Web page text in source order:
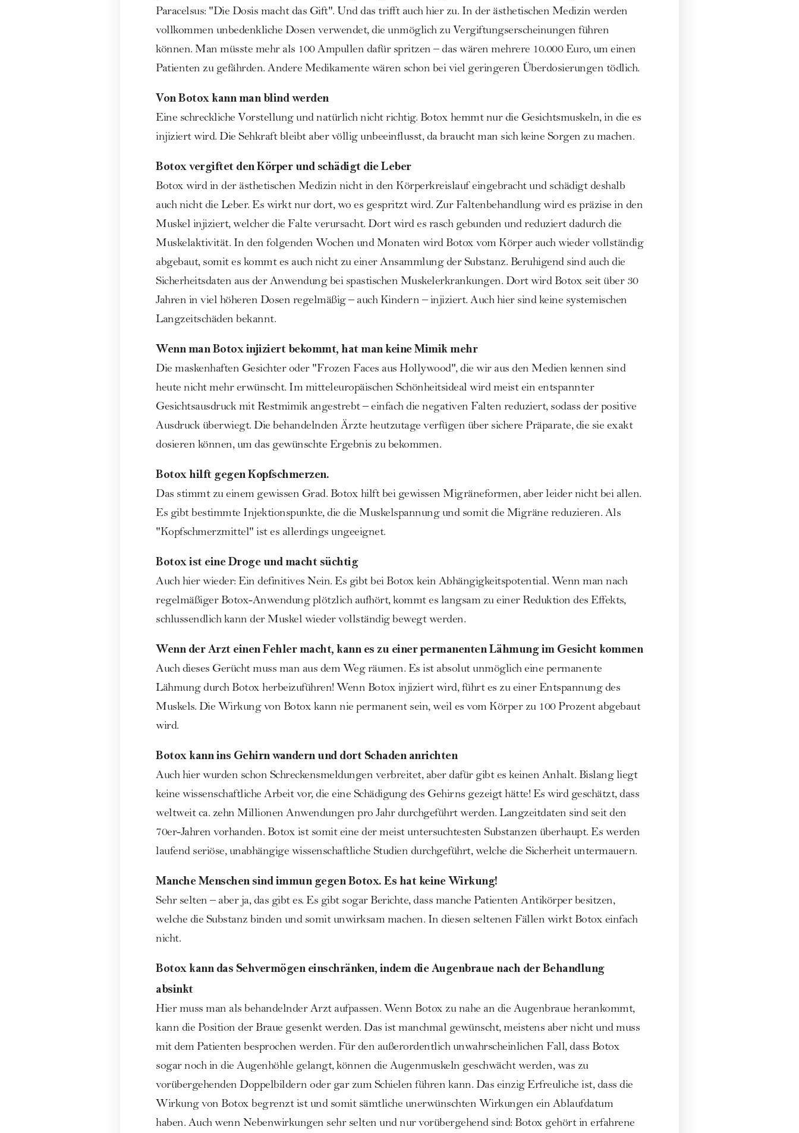
Paracelsus: "Die Dosis macht das Gift". Und das trifft auch hier zu. In der ästhetischen Medizin werden
vollkommen unbedenkliche Dosen verwendet, die unmöglich zu Vergiftungserscheinungen führen
können. Man müsste mehr als 100 Ampullen dafür spritzen – das wären mehrere 10.000 Euro, um einen
Patienten zu gefährden. Andere Medikamente wären schon bei viel geringeren Überdosierungen tödlich.
Von Botox kann man blind werden
Eine schreckliche Vorstellung und natürlich nicht richtig. Botox hemmt nur die Gesichtsmuskeln, in die es
injiziert wird. Die Sehkraft bleibt aber völlig unbeeinflusst, da braucht man sich keine Sorgen zu machen.
Botox vergiftet den Körper und schädigt die Leber
Botox wird in der ästhetischen Medizin nicht in den Körperkreislauf eingebracht und schädigt deshalb
auch nicht die Leber. Es wirkt nur dort, wo es gespritzt wird. Zur Faltenbehandlung wird es präzise in den
Muskel injiziert, welcher die Falte verursacht. Dort wird es rasch gebunden und reduziert dadurch die
Muskelaktivität. In den folgenden Wochen und Monaten wird Botox vom Körper auch wieder vollständig
abgebaut, somit es kommt es auch nicht zu einer Ansammlung der Substanz. Beruhigend sind auch die
Sicherheitsdaten aus der Anwendung bei spastischen Muskelerkrankungen. Dort wird Botox seit über 30
Jahren in viel höheren Dosen regelmäßig – auch Kindern – injiziert. Auch hier sind keine systemischen
Langzeitschäden bekannt.
Wenn man Botox injiziert bekommt, hat man keine Mimik mehr
Die maskenhaften Gesichter oder "Frozen Faces aus Hollywood", die wir aus den Medien kennen sind
heute nicht mehr erwünscht. Im mitteleuropäischen Schönheitsideal wird meist ein entspannter
Gesichtsausdruck mit Restmimik angestrebt – einfach die negativen Falten reduziert, sodass der positive
Ausdruck überwiegt. Die behandelnden Ärzte heutzutage verfügen über sichere Präparate, die sie exakt
dosieren können, um das gewünschte Ergebnis zu bekommen.
Botox hilft gegen Kopfschmerzen.
Das stimmt zu einem gewissen Grad. Botox hilft bei gewissen Migräneformen, aber leider nicht bei allen.
Es gibt bestimmte Injektionspunkte, die die Muskelspannung und somit die Migräne reduzieren. Als
"Kopfschmerzmittel" ist es allerdings ungeeignet.
Botox ist eine Droge und macht süchtig
Auch hier wieder: Ein definitives Nein. Es gibt bei Botox kein Abhängigkeitspotential. Wenn man nach
regelmäßiger Botox-Anwendung plötzlich aufhört, kommt es langsam zu einer Reduktion des Effekts,
schlussendlich kann der Muskel wieder vollständig bewegt werden.
Wenn der Arzt einen Fehler macht, kann es zu einer permanenten Lähmung im Gesicht kommen
Auch dieses Gerücht muss man aus dem Weg räumen. Es ist absolut unmöglich eine permanente
Lähmung durch Botox herbeizuführen! Wenn Botox injiziert wird, führt es zu einer Entspannung des
Muskels. Die Wirkung von Botox kann nie permanent sein, weil es vom Körper zu 100 Prozent abgebaut
wird.
Botox kann ins Gehirn wandern und dort Schaden anrichten
Auch hier wurden schon Schreckensmeldungen verbreitet, aber dafür gibt es keinen Anhalt. Bislang liegt
keine wissenschaftliche Arbeit vor, die eine Schädigung des Gehirns gezeigt hätte! Es wird geschätzt, dass
weltweit ca. zehn Millionen Anwendungen pro Jahr durchgeführt werden. Langzeitdaten sind seit den
70er-Jahren vorhanden. Botox ist somit eine der meist untersuchtesten Substanzen überhaupt. Es werden
laufend seriöse, unabhängige wissenschaftliche Studien durchgeführt, welche die Sicherheit untermauern.
Manche Menschen sind immun gegen Botox. Es hat keine Wirkung!
Sehr selten – aber ja, das gibt es. Es gibt sogar Berichte, dass manche Patienten Antikörper besitzen,
welche die Substanz binden und somit unwirksam machen. In diesen seltenen Fällen wirkt Botox einfach
nicht.
Botox kann das Sehvermögen einschränken, indem die Augenbraue nach der Behandlung
absinkt
Hier muss man als behandelnder Arzt aufpassen. Wenn Botox zu nahe an die Augenbraue herankommt,
kann die Position der Braue gesenkt werden. Das ist manchmal gewünscht, meistens aber nicht und muss
mit dem Patienten besprochen werden. Für den außerordentlich unwahrscheinlichen Fall, dass Botox
sogar noch in die Augenhöhle gelangt, können die Augenmuskeln geschwächt werden, was zu
vorübergehenden Doppelbildern oder gar zum Schielen führen kann. Das einzig Erfreuliche ist, dass die
Wirkung von Botox begrenzt ist und somit sämtliche unerwünschten Wirkungen ein Ablaufdatum
haben. Auch wenn Nebenwirkungen sehr selten und nur vorübergehend sind: Botox gehört in erfahrene